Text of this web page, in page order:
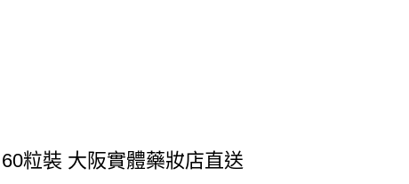
粒裝 大阪實體藥妝店直送